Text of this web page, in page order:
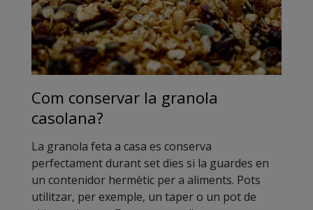
Com conservar la granola
casolana?
La granola feta a casa es conserva
perfectament durant set dies si la guardes en
un contenidor hermètic per a aliments. Pots
utilitzar, per exemple, un taper o un pot de